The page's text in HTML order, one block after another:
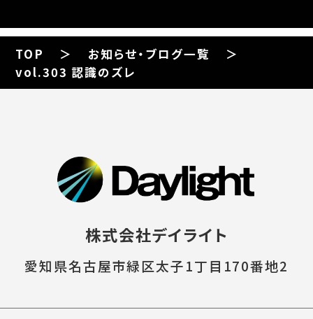
TOP
お知らせ・ブログ一覧
vol.303 認識のズレ
株式会社デイライト
愛知県名古屋市緑区太子1丁目170番地2